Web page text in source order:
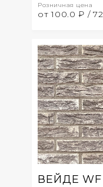
Розничная цена
от 100.0 ₽ /
ВЕЙДЕ WF